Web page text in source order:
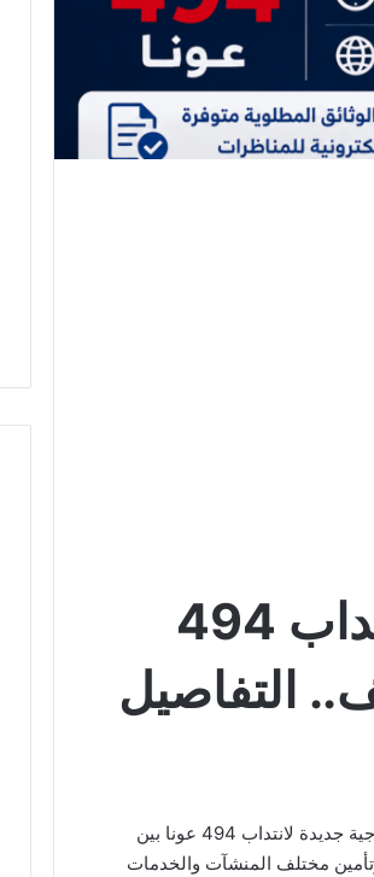
مناظرة الستاغ 2026: انتداب 494
التفاصيل
أعلنت الشركة التونسية للكهرباء والغاز “الستاغ” عن فتح مناظرة خارجية جديدة لانتداب 494 عونا بين
مختلف المنشآت والخدمات